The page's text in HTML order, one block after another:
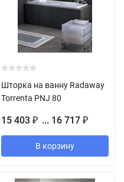
Шторка на ванну Radaway
Torrenta PNJ 80
15 403 ₽ ... 16 717 ₽
В корзину